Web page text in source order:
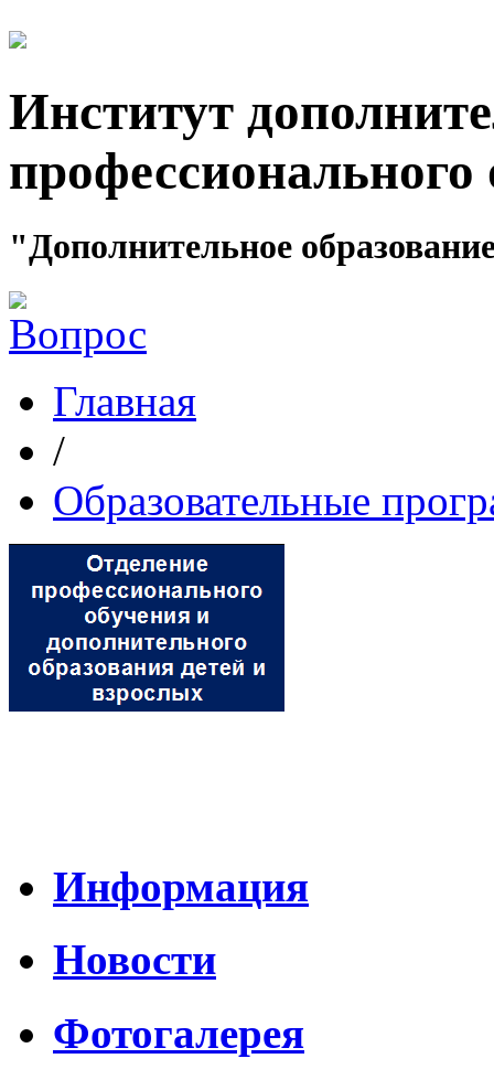
Институт
профессионального
"Дополнительное
Главная
/
Образовательные
Информация
Новости
Фотогалерея